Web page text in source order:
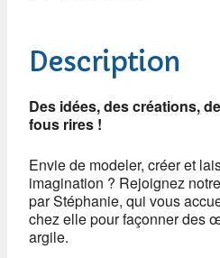
Description
Des idées, des créations,
fous rires !
Envie de modeler, créer et
imagination ? Rejoignez notre
par Stéphanie, qui vous
chez elle pour façonner des
argile.